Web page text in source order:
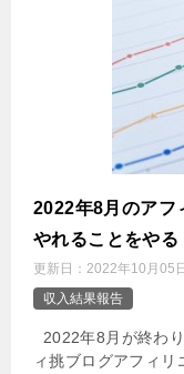
2022年8月のアフ
やれることをやる
更新日： 2022年10月05日
収入結果報告
2022年8月が終わ
ィ挑ブログアフィ